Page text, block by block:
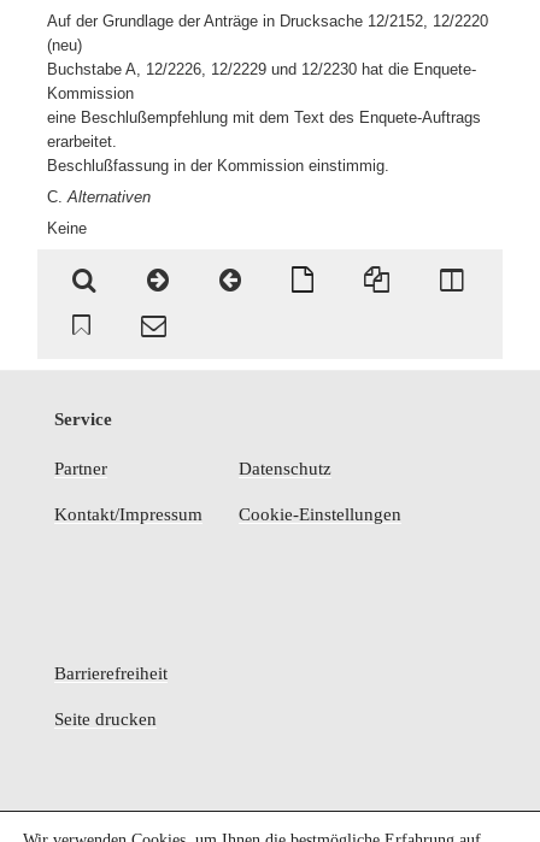
Auf der Grundlage der Anträge in Drucksache 12/2152, 12/2220
(neu)
Buchstabe A, 12/2226, 12/2229 und 12/2230 hat die Enquete-
Kommission
eine Beschlußempfehlung mit dem Text des Enquete-Auftrags
erarbeitet.
Beschlußfassung in der Kommission einstimmig.
C. Alternativen
Keine
Service
Partner
Kontakt/Impressum
Datenschutz
Cookie-Einstellungen
Barrierefreiheit
Seite drucken